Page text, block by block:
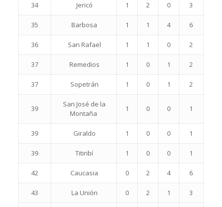
34 Jericó 1 2 0 3
35 Barbosa 1 1 4 6
36 San Rafael 1 1 0 2
37 Remedios 1 0 1 2
37 Sopetrán 1 0 1 2
39
San José de la
Montaña
1 0 0 1
39 Giraldo 1 0 0 1
39 Titiribí 1 0 0 1
42 Caucasia 0 2 4 6
43 La Unión 0 2 1 3